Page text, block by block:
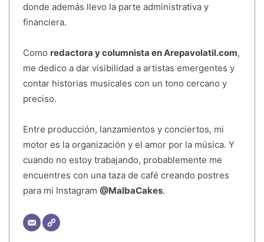
donde además llevo la parte administrativa y
financiera.
Como redactora y columnista en Arepavolatil.com,
me dedico a dar visibilidad a artistas emergentes y
contar historias musicales con un tono cercano y
preciso.
Entre producción, lanzamientos y conciertos, mi
motor es la organización y el amor por la música. Y
cuando no estoy trabajando, probablemente me
encuentres con una taza de café creando postres
para mi Instagram @MalbaCakes.